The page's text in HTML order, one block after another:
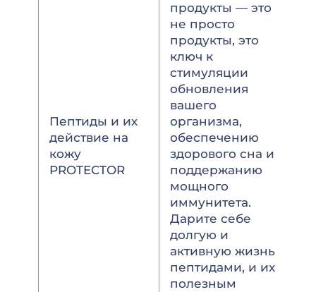
Пептиды и их
действие на
кожу
PROTECTOR
продукты — это
не просто
продукты, это
ключ к
стимуляции
обновления
вашего
организма,
обеспечению
здорового сна и
поддержанию
мощного
иммунитета.
Дарите себе
долгую и
активную жизнь с
пептидами, и их
полезным